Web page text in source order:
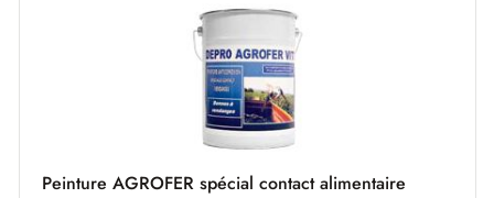
Peinture AGROFER spécial contact alimentaire